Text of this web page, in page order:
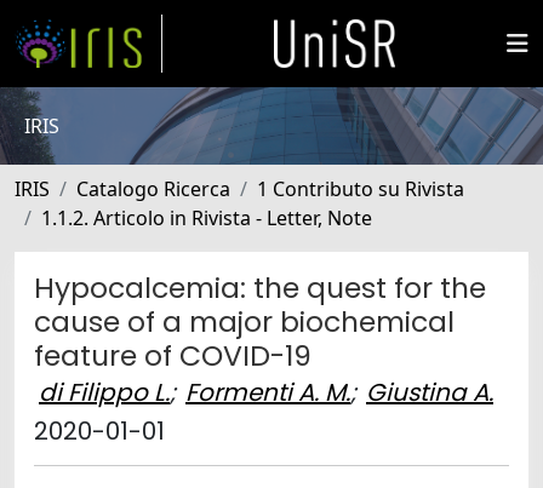
IRIS
IRIS Catalogo Ricerca
1 Contributo su Rivista
1.1.2. Articolo in Rivista - Letter, Note
Hypocalcemia: the quest for the
cause of a major biochemical
feature of COVID-19
di Filippo L.; Formenti A. M.; Giustina A.
2020-01-01